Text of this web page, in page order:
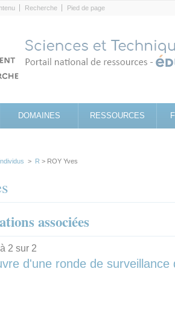
Recherche Pied de page
DOMAINES RESSOURCES
> R > ROY Yves
associées
2 sur 2
d'une ronde de surveillance